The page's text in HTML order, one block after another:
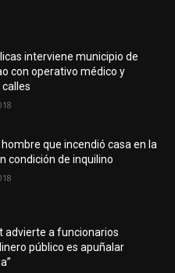
interviene municipio de
con operativo médico y
calles
hombre que incendió casa en la
condición de inquilino
advierte a funcionarios
público es apuñalar